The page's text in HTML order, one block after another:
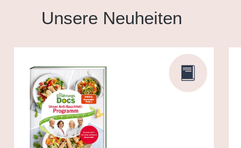
Unsere Neuheiten